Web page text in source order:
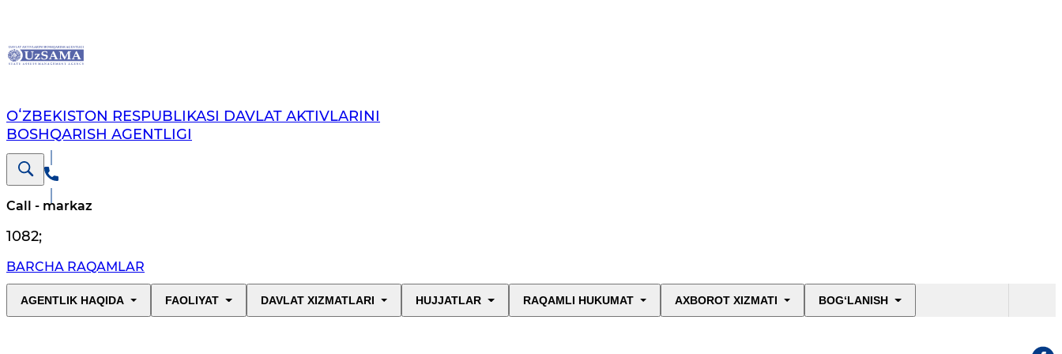
OʻZBEKISTON RESPUBLIKASI DAVLAT AKTIVLARINI
BOSHQARISH AGENTLIGI
Call - markaz
1082;
BARCHA RAQAMLAR
AGENTLIK HAQIDA FAOLIYAT DAVLAT XIZMATLARI HUJJATLAR RAQAMLI HUKUMAT AXBOROT XIZMATI BOG‘LANISH